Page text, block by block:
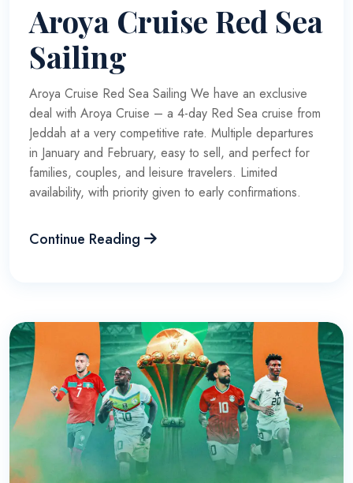
Aroya Cruise Red Sea
Sailing
Aroya Cruise Red Sea Sailing We have an exclusive
deal with Aroya Cruise – a 4-day Red Sea cruise from
Jeddah at a very competitive rate. Multiple departures
in January and February, easy to sell, and perfect for
families, couples, and leisure travelers. Limited
availability, with priority given to early confirmations.
Continue Reading